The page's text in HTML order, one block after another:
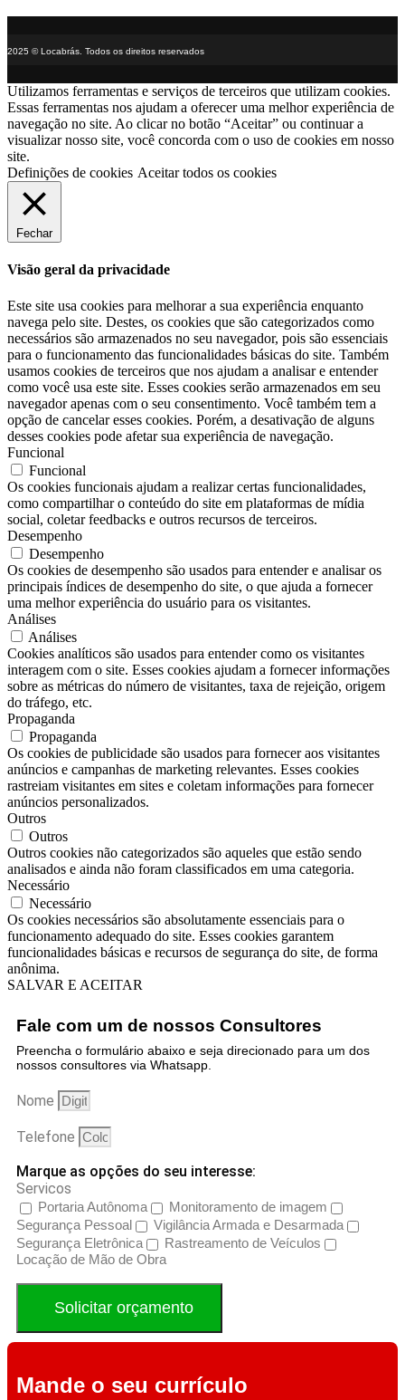
2025 © Locabrás. Todos os direitos reservados
Utilizamos ferramentas e serviços de terceiros que utilizam cookies.
Essas ferramentas nos ajudam a oferecer uma melhor experiência de
navegação no site. Ao clicar no botão “Aceitar” ou continuar a
visualizar nosso site, você concorda com o uso de cookies em nosso
site.
Definições de cookies Aceitar todos os cookies
Fechar
Visão geral da privacidade
Este site usa cookies para melhorar a sua experiência enquanto
navega pelo site. Destes, os cookies que são categorizados como
necessários são armazenados no seu navegador, pois são essenciais
para o funcionamento das funcionalidades básicas do site. Também
usamos cookies de terceiros que nos ajudam a analisar e entender
como você usa este site. Esses cookies serão armazenados em seu
navegador apenas com o seu consentimento. Você também tem a
opção de cancelar esses cookies. Porém, a desativação de alguns
desses cookies pode afetar sua experiência de navegação.
Funcional
Funcional
Os cookies funcionais ajudam a realizar certas funcionalidades,
como compartilhar o conteúdo do site em plataformas de mídia
social, coletar feedbacks e outros recursos de terceiros.
Desempenho
Desempenho
Os cookies de desempenho são usados ​​para entender e analisar os
principais índices de desempenho do site, o que ajuda a fornecer
uma melhor experiência do usuário para os visitantes.
Análises
Análises
Cookies analíticos são usados ​​para entender como os visitantes
interagem com o site. Esses cookies ajudam a fornecer informações
sobre as métricas do número de visitantes, taxa de rejeição, origem
do tráfego, etc.
Propaganda
Propaganda
Os cookies de publicidade são usados ​​para fornecer aos visitantes
anúncios e campanhas de marketing relevantes. Esses cookies
rastreiam visitantes em sites e coletam informações para fornecer
anúncios personalizados.
Outros
Outros
Outros cookies não categorizados são aqueles que estão sendo
analisados ​​e ainda não foram classificados em uma categoria.
Necessário
Necessário
Os cookies necessários são absolutamente essenciais para o
funcionamento adequado do site. Esses cookies garantem
funcionalidades básicas e recursos de segurança do site, de forma
anônima.
SALVAR E ACEITAR
Fale com um de nossos Consultores
Preencha o formulário abaixo e seja direcionado para um dos
nossos consultores via Whatsapp.
Nome
Telefone
Marque as opções do seu interesse:
Servicos
Portaria Autônoma
Monitoramento de imagem
Segurança Pessoal
Vigilância Armada e Desarmada
Segurança Eletrônica
Rastreamento de Veículos
Locação de Mão de Obra
Solicitar orçamento
Mande o seu currículo